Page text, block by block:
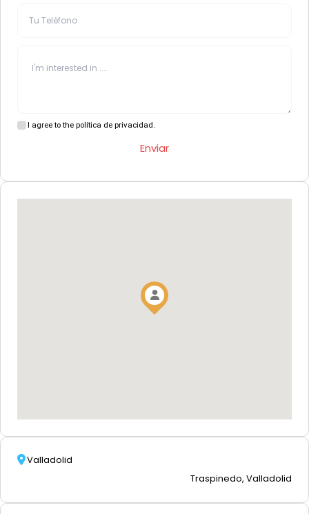
I agree to the política de privacidad.
Enviar
Valladolid
Traspinedo, Valladolid